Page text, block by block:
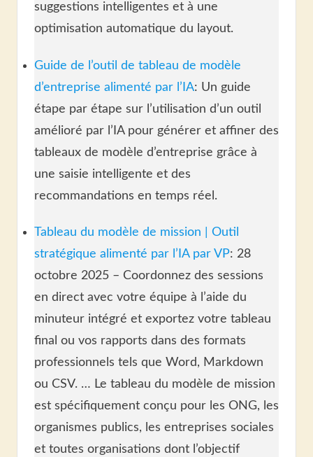
suggestions intelligentes et à une
optimisation automatique du layout.
Guide de l’outil de tableau de modèle
d’entreprise alimenté par l’IA: Un guide
étape par étape sur l’utilisation d’un outil
amélioré par l’IA pour générer et affiner des
tableaux de modèle d’entreprise grâce à
une saisie intelligente et des
recommandations en temps réel.
Tableau du modèle de mission | Outil
stratégique alimenté par l’IA par VP: 28
octobre 2025 – Coordonnez des sessions
en direct avec votre équipe à l’aide du
minuteur intégré et exportez votre tableau
final ou vos rapports dans des formats
professionnels tels que Word, Markdown
ou CSV. … Le tableau du modèle de mission
est spécifiquement conçu pour les ONG, les
organismes publics, les entreprises sociales
et toutes organisations dont l’objectif